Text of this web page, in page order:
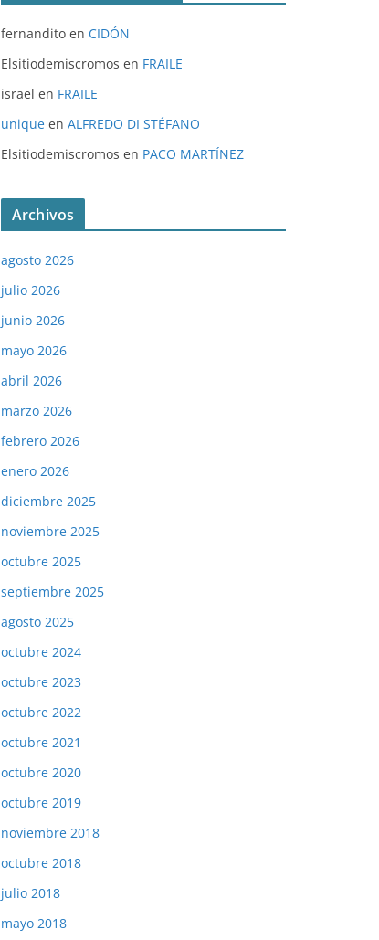
fernandito en CIDÓN
Elsitiodemiscromos en FRAILE
israel en FRAILE
unique en ALFREDO DI STÉFANO
Elsitiodemiscromos en PACO MARTÍNEZ
Archivos
agosto 2026
julio 2026
junio 2026
mayo 2026
abril 2026
marzo 2026
febrero 2026
enero 2026
diciembre 2025
noviembre 2025
octubre 2025
septiembre 2025
agosto 2025
octubre 2024
octubre 2023
octubre 2022
octubre 2021
octubre 2020
octubre 2019
noviembre 2018
octubre 2018
julio 2018
mayo 2018